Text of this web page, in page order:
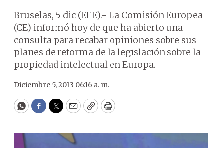
Bruselas, 5 dic (EFE).- La Comisión Europea
(CE) informó hoy de que ha abierto una
consulta para recabar opiniones sobre sus
planes de reforma de la legislación sobre la
propiedad intelectual en Europa.
Diciembre 5, 2013 06:16 a. m.
WhatsApp
Facebook
Twitter
EmailCopyPrint